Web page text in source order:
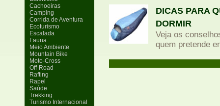
Cachoeiras
Camping
Corrida de Aventura
Ecoturismo
Escalada
Fauna
Meio Ambiente
Mountain Bike
Moto-Cross
Off-Road
Rafting
Rapel
Saúde
Trekking
Turismo Internacional
DICAS PARA
DORMIR
Veja os
quem pretende